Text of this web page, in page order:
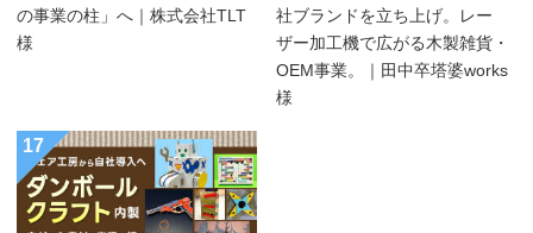
の事業の柱」へ｜株式会社TLT
様
社ブランドを立ち上げ。レー
ザー加工機で広がる木製雑貨・
OEM事業。｜田中卒塔婆works
様
17